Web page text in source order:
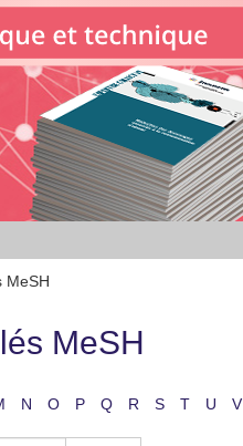
MeSH
MeSH
N O P Q R S T U V